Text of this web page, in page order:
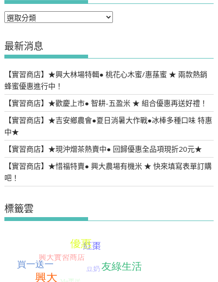
分
最新消息
【實習商店】★興大林場特輯● 桃花心木蜜/惠蓀蜜 ★ 兩款熱銷
蜂蜜優惠進行中！
【實習商店】★歡慶上市● 智耕-五盈米 ★ 組合優惠再送好禮！
【實習商店】★吉安鄉農會●夏日消暑大作戰●冰棒多種口味 特惠
中★
【實習商店】★現沖熷茶熱賣中● 回歸優惠全品項現折20元★
【實習商店】★惜福特賣● 興大農場有機米 ★ 快來填寫表單訂購
吧！
標籤雲